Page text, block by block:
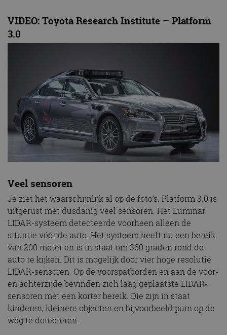
VIDEO: Toyota Research Institute – Platform
3.0
Veel sensoren
Je ziet het waarschijnlijk al op de foto’s. Platform 3.0 is
uitgerust met dusdanig veel sensoren. Het Luminar
LIDAR-systeem detecteerde voorheen alleen de
situatie vóór de auto. Het systeem heeft nu een bereik
van 200 meter en is in staat om 360 graden rond de
auto te kijken. Dit is mogelijk door vier hoge resolutie
LIDAR-sensoren. Op de voorspatborden en aan de voor-
en achterzijde bevinden zich laag geplaatste LIDAR-
sensoren met een korter bereik. Die zijn in staat
kinderen, kleinere objecten en bijvoorbeeld puin op de
weg te detecteren.